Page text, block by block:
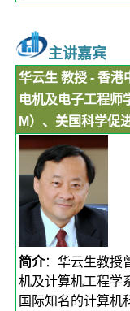
主讲嘉宾
华云生 教授 - 香港
电机及电子工程师
M）、美国科学促
简介：华云生教授
机及计算机工程学
国际知名的计算机